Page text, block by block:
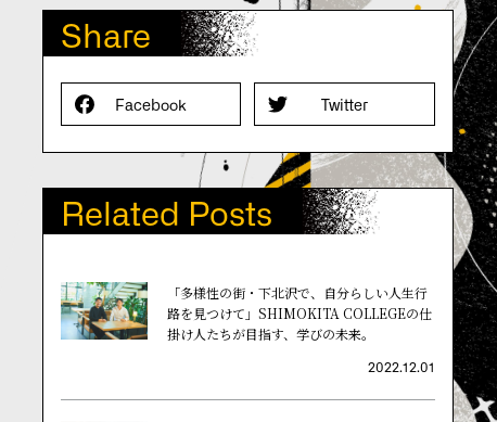
Share
Facebook Twitter
Related Posts
「多様性の街・下北沢で、自分らしい人生行
路を見つけて」SHIMOKITA COLLEGEの仕
掛け人たちが目指す、学びの未来。
2022.12.01